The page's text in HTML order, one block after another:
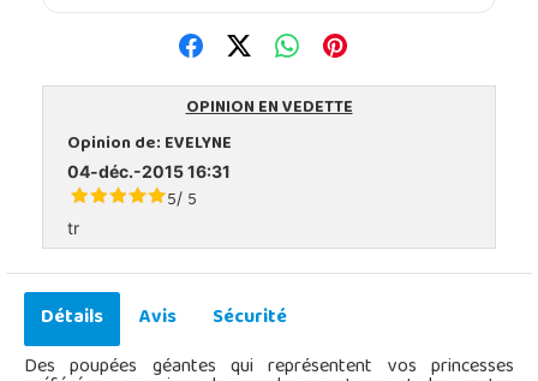
OPINION EN VEDETTE
Opinion de:EVELYNE
04-déc.-2015 16:31
5/ 5
tr
Détails Avis
Sécurité
Des poupées géantes qui représentent vos princesses